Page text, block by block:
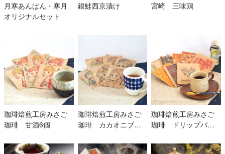
月寒あんぱん・寒月
オリジナルセット
銀鮭西京漬け 宮崎 三味鶏
珈琲焙煎工房みさご
珈琲 甘酒6個
珈琲焙煎工房みさご
珈琲 カカオニブ入
ト6個
珈琲焙煎工房みさご
珈琲 ドリップバッ